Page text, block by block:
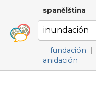
spanělština
fundación |
anidación